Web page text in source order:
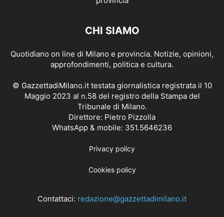
CHI SIAMO
Quotidiano on line di Milano e provincia. Notizie, opinioni,
approfondimenti, politica e cultura.
© GazzettadiMilano.it testata giornalistica registrata il 10
Maggio 2023 al n.58 del registro della Stampa del
Tribunale di Milano.
Direttore: Pietro Pizzolla
WhatsApp & mobile: 351.5646236
Privacy policy
Cookies policy
Contattaci: redazione@gazzettadimilano.it